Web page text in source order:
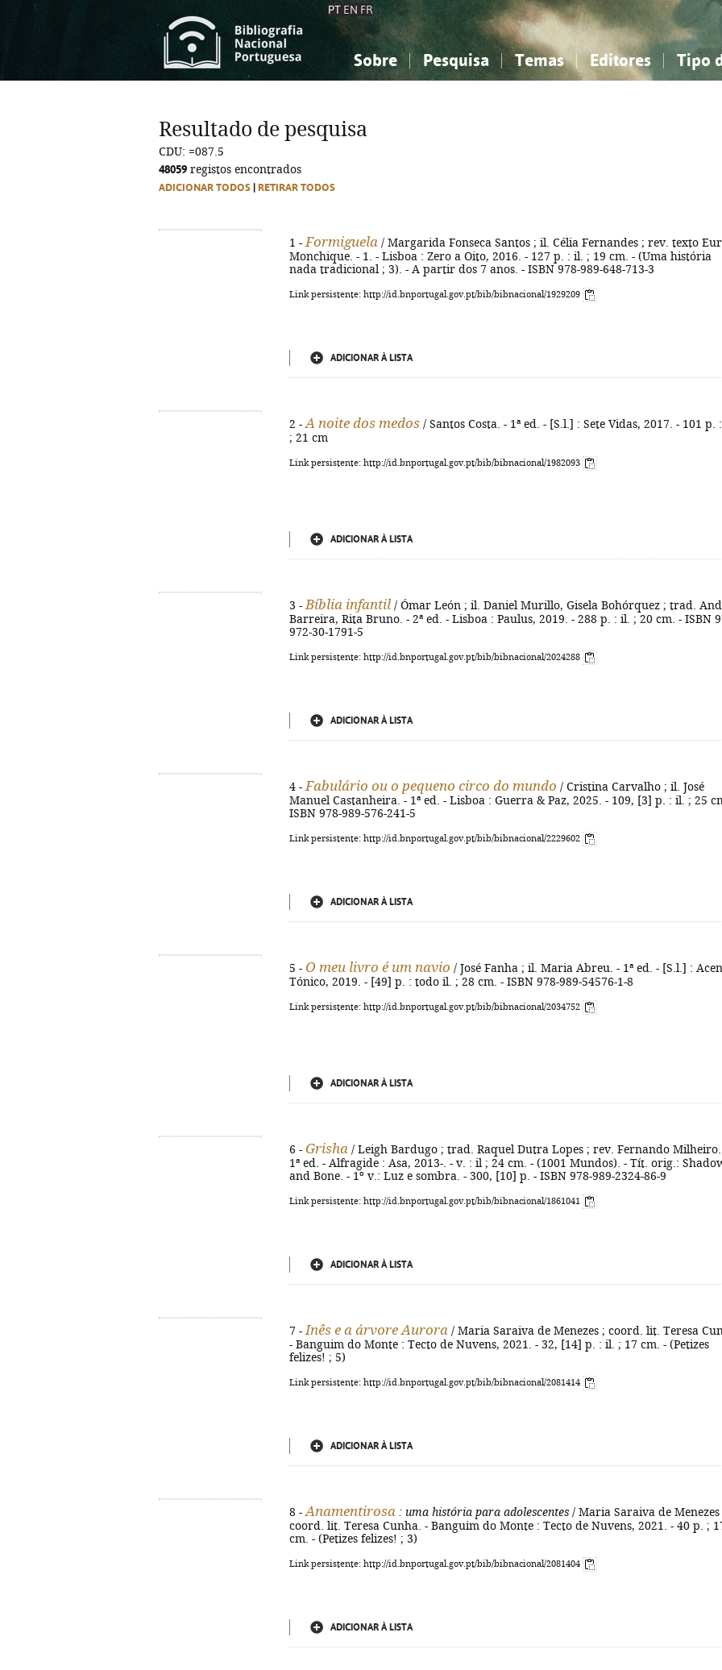
PT EN FR
Sobre Pesquisa Temas
Ciências sociais...
Editores Tipo
Ciências sociais...
Resultado de pesquisa
CDU: =087.5
48059 registos encontrados
ADICIONAR TODOS RETIRAR TODOS
1 - Formiguela / Margarida Fonseca Santos ; il. Célia Fernandes ; rev. texto
Monchique. - 1. - Lisboa : Zero a Oito, 2016. - 127 p. : il. ; 19 cm. - (Uma história
nada tradicional ; 3). - A partir dos 7 anos. - ISBN 978-989-648-713-3
Link persistente: http://id.bnportugal.gov.pt/bib/bibnacional/1929209
ADICIONAR À LISTA
2 - A noite dos medos / Santos Costa. - 1ª ed. - [S.l.] : Sete Vidas, 2017. - 101 p. :
; 21 cm
Link persistente: http://id.bnportugal.gov.pt/bib/bibnacional/1982093
ADICIONAR À LISTA
3 - Bíblia infantil / Ómar León ; il. Daniel Murillo, Gisela Bohórquez ; trad.
Barreira, Rita Bruno. - 2ª ed. - Lisboa : Paulus, 2019. - 288 p. : il. ; 20 cm. - ISBN
972-30-1791-5
Link persistente: http://id.bnportugal.gov.pt/bib/bibnacional/2024288
ADICIONAR À LISTA
4 - Fabulário ou o pequeno circo do mundo / Cristina Carvalho ; il. José
Manuel Castanheira. - 1ª ed. - Lisboa : Guerra & Paz, 2025. - 109, [3] p. : il. ; 25
ISBN 978-989-576-241-5
Link persistente: http://id.bnportugal.gov.pt/bib/bibnacional/2229602
ADICIONAR À LISTA
5 - O meu livro é um navio / José Fanha ; il. Maria Abreu. - 1ª ed. - [S.l.] :
Tónico, 2019. - [49] p. : todo il. ; 28 cm. - ISBN 978-989-54576-1-8
Link persistente: http://id.bnportugal.gov.pt/bib/bibnacional/2034752
ADICIONAR À LISTA
6 - Grisha / Leigh Bardugo ; trad. Raquel Dutra Lopes ; rev. Fernando
1ª ed. - Alfragide : Asa, 2013-. - v. : il ; 24 cm. - (1001 Mundos). - Tít. orig.:
and Bone. - 1º v.: Luz e sombra. - 300, [10] p. - ISBN 978-989-2324-86-9
Link persistente: http://id.bnportugal.gov.pt/bib/bibnacional/1861041
ADICIONAR À LISTA
7 - Inês e a árvore Aurora / Maria Saraiva de Menezes ; coord. lit. Teresa
- Banguim do Monte : Tecto de Nuvens, 2021. - 32, [14] p. : il. ; 17 cm. - (Petizes
felizes! ; 5)
Link persistente: http://id.bnportugal.gov.pt/bib/bibnacional/2081414
ADICIONAR À LISTA
8 - Anamentirosa : uma história para adolescentes / Maria Saraiva de Menezes
coord. lit. Teresa Cunha. - Banguim do Monte : Tecto de Nuvens, 2021. - 40 p. ;
cm. - (Petizes felizes! ; 3)
Link persistente: http://id.bnportugal.gov.pt/bib/bibnacional/2081404
ADICIONAR À LISTA